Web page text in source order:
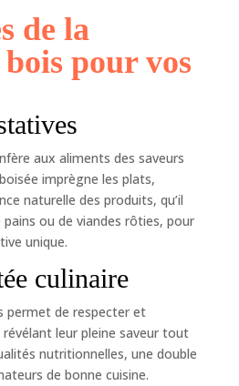
de la
pour vos
aux aliments des saveurs
imprègne les plats,
naturelle des produits, qu’il
pains ou de viandes rôties, pour
unique.
culinaire
permet de respecter et
leur pleine saveur tout
nutritionnelles, une double
de bonne cuisine.